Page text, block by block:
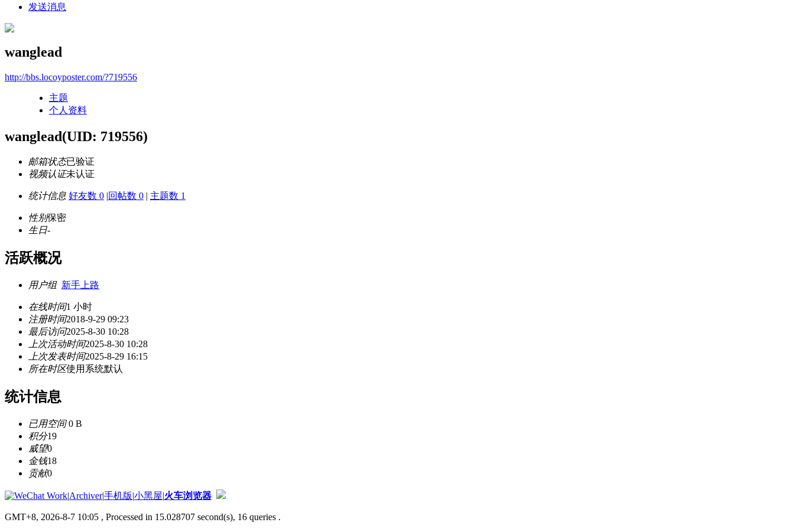
发送消息
wanglead
http://bbs.locoyposter.com/?719556
主题
个人资料
wanglead(UID: 719556)
邮箱状态已验证
视频认证未认证
统计信息 好友数 0 |回帖数 0 | 主题数 1
性别保密
生日-
活跃概况
用户组 新手上路
在线时间1 小时
注册时间2018-9-29 09:23
最后访问2025-8-30 10:28
上次活动时间2025-8-30 10:28
上次发表时间2025-8-29 16:15
所在时区使用系统默认
统计信息
已用空间0 B
积分19
威望0
金钱18
贡献0
|Archiver|手机版|小黑屋|火车浏览器
GMT+8, 2026-8-7 10:05 , Processed in 15.028707 second(s), 16 queries .